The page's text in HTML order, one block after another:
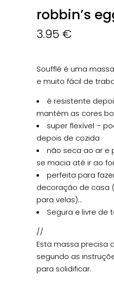
robbin’s
3.95 €
Soufflé é uma
e muito fácil de
é resistente
mantém as cores
super flexível –
depois de cozida
não seca ao ar e
se macia até ir ao
perfeita para
decoração de casa
para velas)…
Segura e livre de
//
Esta massa precisa
segundo as
para solidificar.